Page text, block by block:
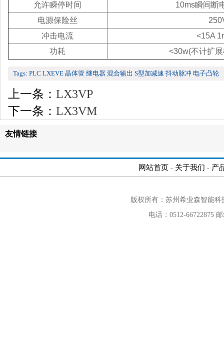
允许瞬停时间
10ms瞬间断
电源保险丝
冲击电流
<15A
功耗
<30w(不计扩
Tags: PLC LXEVE 晶体管 继电器 混合输出 S型加减速 抖动脉冲 电子凸轮
上一条： LX3VP
下一条： LX3VM
友情链接
网站首页 - 关于我们 - 产
版权所有：苏州希业森智能
电话：0512-66722875